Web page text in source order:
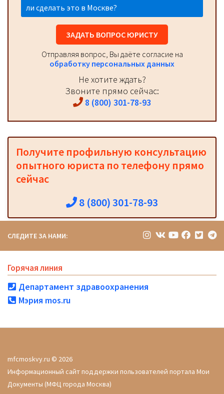
ли сделать это в Москве?
ЗАДАТЬ ВОПРОС ЮРИСТУ
Отправляя вопрос, Вы даёте согласие на
обработку персональных данных
Не хотите ждать?
Звоните прямо сейчас:
8 (800) 301-78-93
Получите профильную консультацию
опытного юриста по телефону прямо
сейчас
8 (800) 301-78-93
СЛЕДИТЕ ЗА НАМИ:
Горячая линия
Департамент здравоохранения
Мэрия mos.ru
mfcmoskvy.ru © 2026
Информационный сайт поддержки пользователей портала Мои
Документы (МФЦ города Москва)